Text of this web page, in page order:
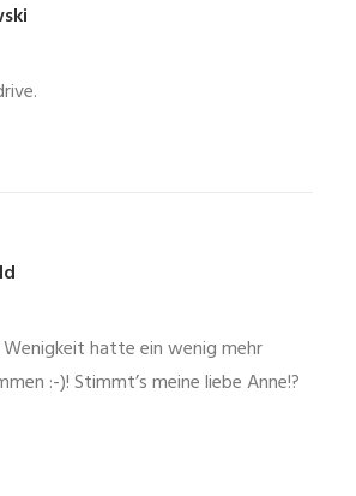
Wenigkeit hatte ein wenig mehr
:-)! Stimmt’s meine liebe Anne!?